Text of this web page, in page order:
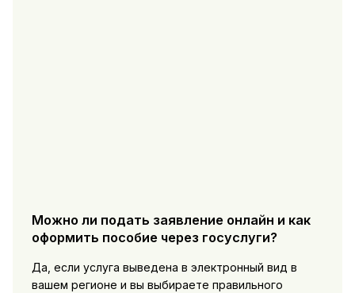
Можно ли подать заявление онлайн и как
оформить пособие через госуслуги?
Да, если услуга выведена в электронный вид в
вашем регионе и вы выбираете правильного